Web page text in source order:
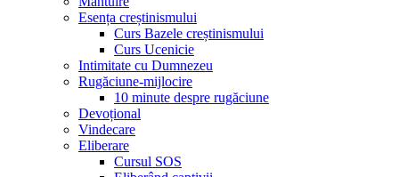
Esența creștinismului
Curs Bazele creștinismului
Curs Ucenicie
Intimitate cu Dumnezeu
Rugăciune-mijlocire
10 minute despre rugăciune
Devoțional
Vindecare
Eliberare
Cursul SOS